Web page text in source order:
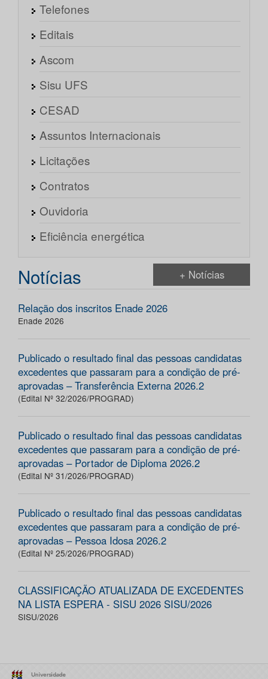
Telefones
Editais
Ascom
Sisu UFS
CESAD
Assuntos Internacionais
Licitações
Contratos
Ouvidoria
Eficiência energética
Notícias + Notícias
Relação dos inscritos Enade 2026
Enade 2026
Publicado o resultado final das pessoas candidatas
excedentes que passaram para a condição de pré-
aprovadas – Transferência Externa 2026.2
(Edital Nº 32/2026/PROGRAD)
Publicado o resultado final das pessoas candidatas
excedentes que passaram para a condição de pré-
aprovadas – Portador de Diploma 2026.2
(Edital Nº 31/2026/PROGRAD)
Publicado o resultado final das pessoas candidatas
excedentes que passaram para a condição de pré-
aprovadas – Pessoa Idosa 2026.2
(Edital Nº 25/2026/PROGRAD)
CLASSIFICAÇÃO ATUALIZADA DE EXCEDENTES
NA LISTA ESPERA - SISU 2026 SISU/2026
SISU/2026